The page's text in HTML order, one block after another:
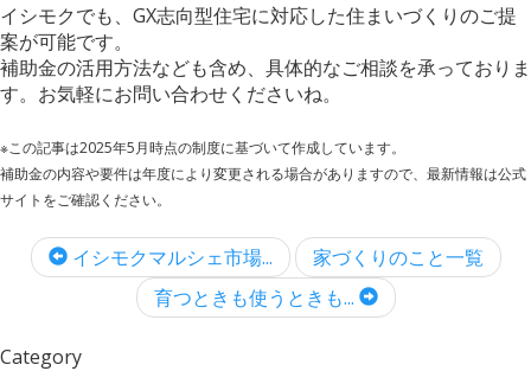
イシモクでも、GX志向型住宅に対応した住まいづくりのご提
案が可能です。
補助金の活用方法なども含め、具体的なご相談を承っておりま
す。お気軽にお問い合わせくださいね。
※この記事は2025年5月時点の制度に基づいて作成しています。
補助金の内容や要件は年度により変更される場合がありますので、最新情報は公式
サイトをご確認ください。
イシモクマルシェ市場...
家づくりのこと一覧
育つときも使うときも...
Category